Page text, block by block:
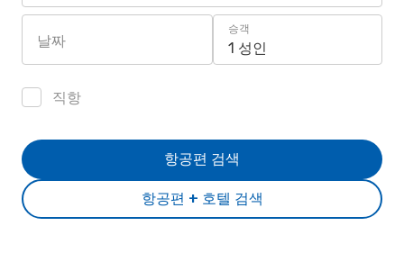
날짜
승객
1 성인
직항
항공편 + 호텔 검색
항공편 검색